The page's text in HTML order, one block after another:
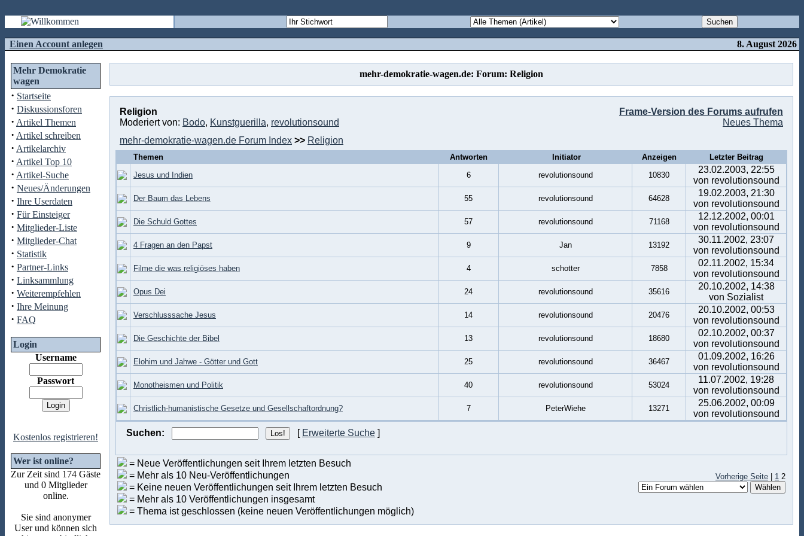
Einen Account anlegen 8. August 2026
Mehr Demokratie
wagen
· Startseite
· Diskussionsforen
· Artikel Themen
· Artikel schreiben
· Artikelarchiv
· Artikel Top 10
· Artikel-Suche
· Neues/Änderungen
· Ihre Userdaten
· Für Einsteiger
· Mitglieder-Liste
· Mitglieder-Chat
· Statistik
· Partner-Links
· Linksammlung
· Weiterempfehlen
· Ihre Meinung
· FAQ
Login
Username
Passwort
Kostenlos registrieren!
Wer ist online?
Zur Zeit sind 174 Gäste
und 0 Mitglieder
online.
Sie sind anonymer
User und können sich
mehr-demokratie-wagen.de: Forum: Religion
Religion
Moderiert von: Bodo, Kunstguerilla, revolutionsound
Frame-Version des Forums aufrufen
Neues Thema
mehr-demokratie-wagen.de Forum Index >> Religion
Themen Antworten Initiator Anzeigen
Letzter Beitrag
Jesus und Indien
6 revolutionsound 10830
23.02.2003, 22:55
von revolutionsound
Der Baum das Lebens 55 revolutionsound 64628
19.02.2003, 21:30
von revolutionsound
Die Schuld Gottes 57 revolutionsound 71168
12.12.2002, 00:01
von revolutionsound
4 Fragen an den Papst 9 Jan 13192
30.11.2002, 23:07
von revolutionsound
Filme die was religiöses haben 4 schotter 7858
02.11.2002, 15:34
von revolutionsound
Opus Dei 24 revolutionsound 35616
20.10.2002, 14:38
von Sozialist
Verschlusssache Jesus 14 revolutionsound 20476
20.10.2002, 00:53
von revolutionsound
Die Geschichte der Bibel 13 revolutionsound 18680
02.10.2002, 00:37
von revolutionsound
Elohim und Jahwe - Götter und Gott 25 revolutionsound 36467
01.09.2002, 16:26
von revolutionsound
Monotheismen und Politik 40 revolutionsound 53024
11.07.2002, 19:28
von revolutionsound
Christlich-humanistische Gesetze und Gesellschaftordnung? 7 PeterWiehe 13271
25.06.2002, 00:09
von revolutionsound
Suchen:
[ Erweiterte Suche ]
= Neue Veröffentlichungen seit Ihrem letzten Besuch
= Mehr als 10 Neu-Veröffentlichungen
= Keine neuen Veröffentlichungen seit Ihrem letzten Besuch
= Mehr als 10 Veröffentlichungen insgesamt
= Thema ist geschlossen (keine neuen Veröffentlichungen möglich)
Vorherige Seite 1 2